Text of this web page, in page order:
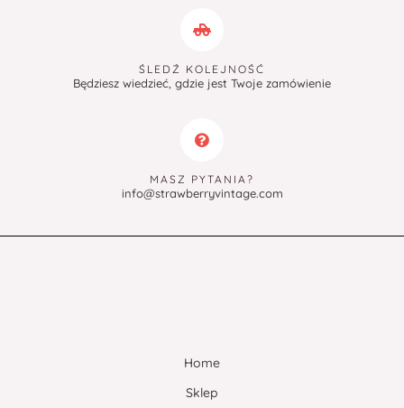
ŚLEDŹ KOLEJNOŚĆ
Będziesz wiedzieć, gdzie jest Twoje zamówienie
MASZ PYTANIA?
info@strawberryvintage.com
Home
Sklep